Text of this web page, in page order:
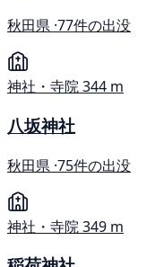
秋田県 ·77件の出没
神社・寺院344 m
八坂神社
秋田県 ·75件の出没
神社・寺院349 m